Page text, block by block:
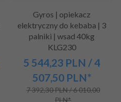
Gyros | opiekacz
elektryczny do kebaba | 3
palniki | wsad 40kg
KLG230
5 544,23 PLN / 4
507,50 PLN*
7 392,30 PLN / 6 010,00
PLN*